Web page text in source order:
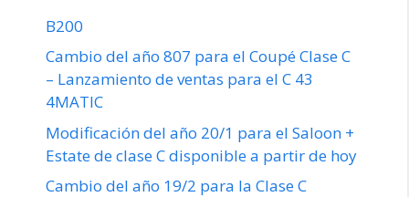
B200
Cambio del año 807 para el Coupé Clase C
– Lanzamiento de ventas para el C 43
4MATIC
Modificación del año 20/1 para el Saloon +
Estate de clase C disponible a partir de hoy
Cambio del año 19/2 para la Clase C